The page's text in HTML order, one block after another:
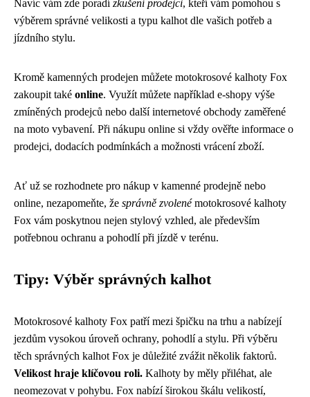
Navíc vám zde poradízkušení prodejci, kteří vám pomohou s
výběrem správné velikosti a typu kalhot dle vašich potřeb a
jízdního stylu.
Kromě kamenných prodejen můžete motokrosové kalhoty Fox
zakoupit také online. Využít můžete například e-shopy výše
zmíněných prodejců nebo další internetové obchody zaměřené
na moto vybavení. Při nákupu online si vždy ověřte informace o
prodejci, dodacích podmínkách a možnosti vrácení zboží.
Ať už se rozhodnete pro nákup v kamenné prodejně nebo
online, nezapomeňte, že správně zvolenémotokrosové kalhoty
Fox vám poskytnou nejen stylový vzhled, ale především
potřebnou ochranu a pohodlí při jízdě v terénu.
Tipy: Výběr správných kalhot
Motokrosové kalhoty Fox patří mezi špičku na trhu a nabízejí
jezdům vysokou úroveň ochrany, pohodlí a stylu. Při výběru
těch správných kalhot Fox je důležité zvážit několik faktorů.
Velikost hraje klíčovou roli. Kalhoty by měly přiléhat, ale
neomezovat v pohybu. Fox nabízí širokou škálu velikostí,